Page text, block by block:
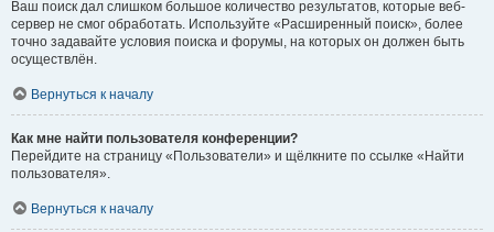
Ваш поиск дал слишком большое количество результатов, которые веб-
сервер не смог обработать. Используйте «Расширенный поиск», более
точно задавайте условия поиска и форумы, на которых он должен быть
осуществлён.
Вернуться к началу
Как мне найти пользователя конференции?
Перейдите на страницу «Пользователи» и щёлкните по ссылке «Найти
пользователя».
Вернуться к началу